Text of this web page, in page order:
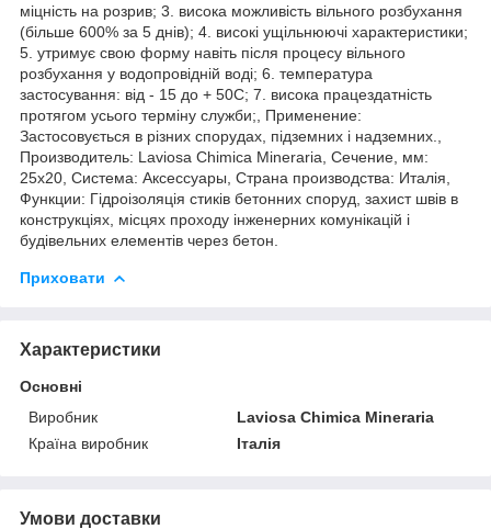
міцність на розрив; 3. висока можливість вільного розбухання
(більше 600% за 5 днів); 4. високі ущільнюючі характеристики;
5. утримує свою форму навіть після процесу вільного
розбухання у водопровідній воді; 6. температура
застосування: від - 15 до + 50С; 7. висока працездатність
протягом усього терміну служби;, Применение:
Застосовується в різних спорудах, підземних і надземних.,
Производитель: Laviosa Chimica Mineraria, Сечение, мм:
25х20, Система: Аксессуары, Страна производства: Италія,
Функции: Гідроізоляція стиків бетонних споруд, захист швів в
конструкціях, місцях проходу інженерних комунікацій і
будівельних елементів через бетон.
Приховати
Характеристики
Основні
Виробник
Laviosa Chimica Mineraria
Країна виробник
Італія
Умови доставки